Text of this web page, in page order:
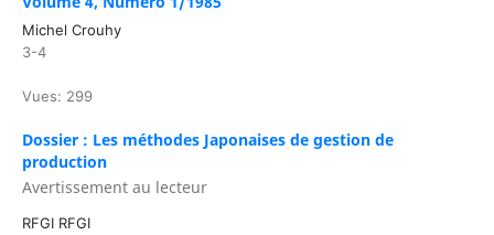
Michel Crouhy
3-4
Vues: 299
Dossier : Les méthodes Japonaises de gestion de
production
Avertissement au lecteur
RFGI RFGI